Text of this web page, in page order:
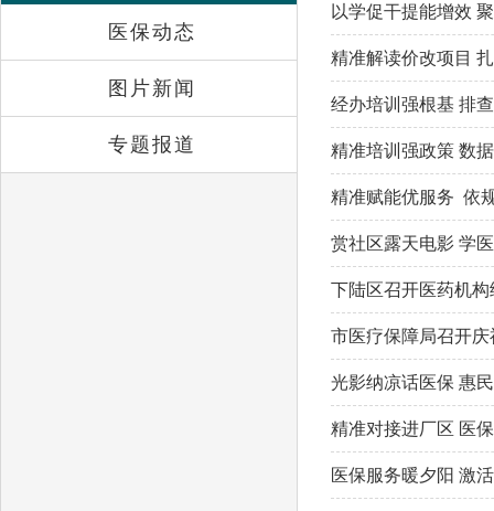
医保动态
图片新闻
专题报道
以学促干提能增效
精准解读价改项目
经办培训强根基 排
精准培训强政策 数
精准赋能优服务 依
赏社区露天电影 学
下陆区召开医药机
市医疗保障局召开
光影纳凉话医保 惠
精准对接进厂区 医
医保服务暖夕阳 激